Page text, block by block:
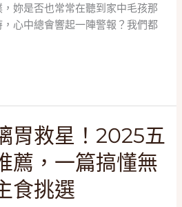
妳是否也常常在聽到家中毛孩那
心中總會響起一陣警報？我們都
胃救星！2025五
薦，一篇搞懂無
食挑選